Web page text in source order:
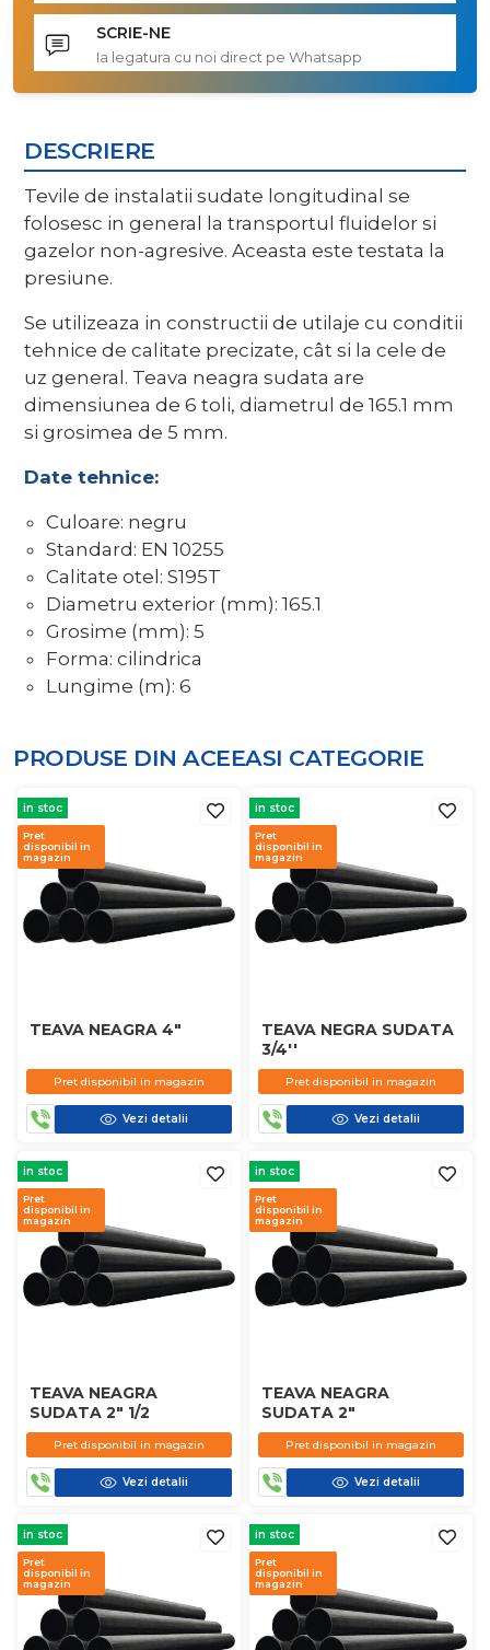
SCRIE-NE
Ia legatura cu noi direct pe Whatsapp
DESCRIERE
Tevile de instalatii sudate longitudinal se
folosesc in general la transportul fluidelor si
gazelor non-agresive. Aceasta este testata la
presiune.
Se utilizeaza in constructii de utilaje cu conditii
tehnice de calitate precizate, cât si la cele de
uz general. Teava neagra sudata are
dimensiunea de 6 toli, diametrul de 165.1 mm
si grosimea de 5 mm.
Date tehnice:
Culoare: negru
Standard: EN 10255
Calitate otel: S195T
Diametru exterior (mm): 165.1
Grosime (mm): 5
Forma: cilindrica
Lungime (m): 6
PRODUSE DIN ACEEASI CATEGORIE
in stoc
Pret
disponibil in
magazin
TEAVA NEAGRA 4"
Pret disponibil in magazin
Vezi detalii
in stoc
Pret
disponibil in
magazin
TEAVA NEGRA SUDATA
3/4''
Pret disponibil in magazin
Vezi detalii
in stoc
Pret
disponibil in
magazin
TEAVA NEAGRA
SUDATA 2" 1/2
Pret disponibil in magazin
Vezi detalii
in stoc
Pret
disponibil in
magazin
TEAVA NEAGRA
SUDATA 2"
Pret disponibil in magazin
Vezi detalii
in stoc
Pret
disponibil in
magazin
in stoc
Pret
disponibil in
magazin